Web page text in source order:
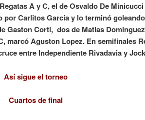
A y C, el de Osvaldo De
por Carlitos Garcia y lo terminó
Gaston Corti, dos de Matias
marcó Aguston Lopez. En semifinales
entre Independiente Rivadavia y
Así sigue el torneo
Cuartos de final